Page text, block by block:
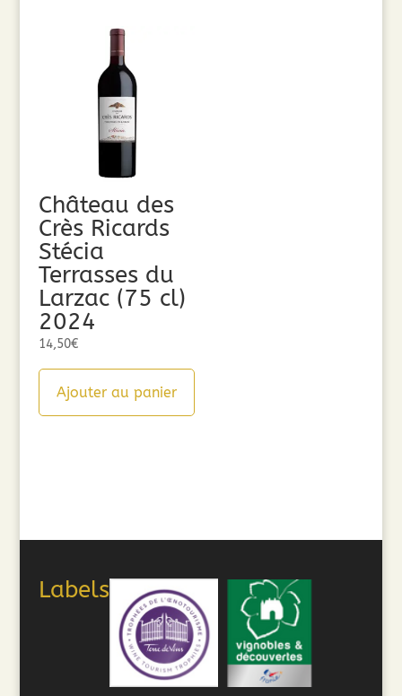
Château des
Crès Ricards
Stécia
Terrasses du
Larzac (75 cl)
2024
14,50€
Ajouter au panier
Labels